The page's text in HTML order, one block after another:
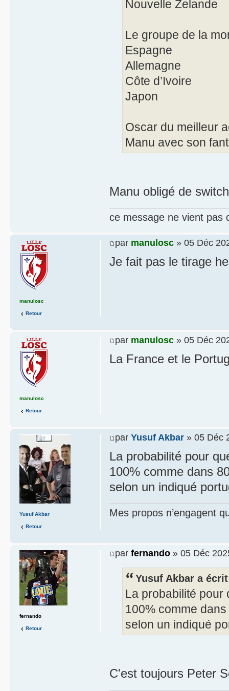
Nouvelle Zelande
Le groupe de la
Espagne
Allemagne
Côte d’Ivoire
Japon
Oscar du meilleur
Manu avec son
Manu obligé de
ce message ne vient pas
par manulosc » 05 Déc
Je fait pas le tirage
manulosc
Retour
par manulosc » 05 Déc
La France et le
manulosc
Retour
par Yusuf Akbar » 05 Déc
La probabilité pour
100% comme dans
selon un indiqué
Mes propos n’engagent
Yusuf Akbar
Retour
par fernando » 05 Déc
Yusuf Akbar a
La probabilité pour
100% comme
selon un indiqué
C'est toujours Peter
fernando
Retour